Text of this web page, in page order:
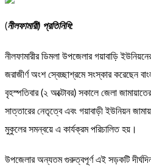
(নীলফামারী) প্রতিনিধি:
নীলফামারীর ডিমলা উপজেলার গয়াবাড়ি
জরাজীর্ণ অংশ স্বেচ্ছাশ্রমে সংস্কার করেছেন
বৃহস্পতিবার (২ অক্টোবর) সকালে জেলা
সাত্তারের নেতৃত্বে এবং গয়াবাড়ী ইউনিয়ন
মুকুলের সমন্বয়ে এ কার্যক্রম পরিচালিত হয়।
উপজেলার অন্যতম গুরুত্বপূর্ণ এই সড়কটি